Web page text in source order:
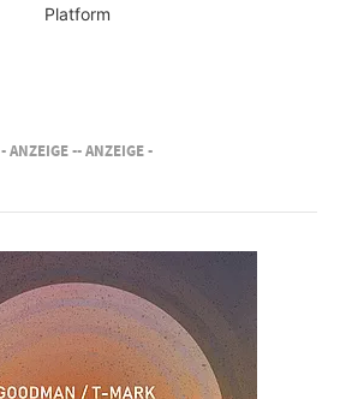
Platform
- ANZEIGE -- ANZEIGE -